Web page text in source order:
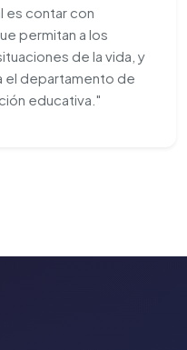
es contar con
permitan a los
de la vida, y
el departamento de
educativa."